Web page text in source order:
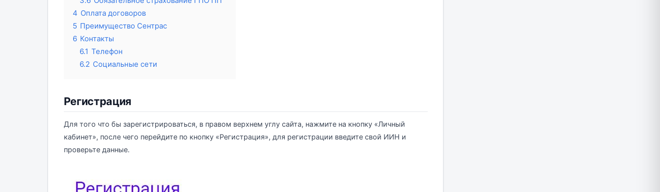
4 Оплата договоров
5 Преимущество Сентрас
6 Контакты
6.1 Телефон
6.2 Социальные сети
Регистрация
Для того что бы зарегистрироваться, в правом верхнем углу сайта, нажмите на кнопку «Личный
кабинет», после чего перейдите по кнопку «Регистрация», для регистрации введите свой ИИН и
проверьте данные.